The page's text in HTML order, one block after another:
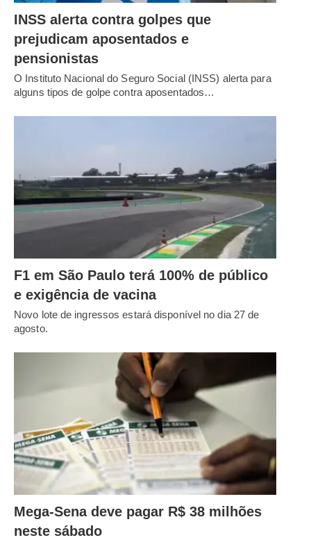
INSS alerta contra golpes que
prejudicam aposentados e
pensionistas
O Instituto Nacional do Seguro Social (INSS) alerta para
alguns tipos de golpe contra aposentados…
F1 em São Paulo terá 100% de público
e exigência de vacina
Novo lote de ingressos estará disponível no dia 27 de
agosto.
Mega-Sena deve pagar R$ 38 milhões
neste sábado